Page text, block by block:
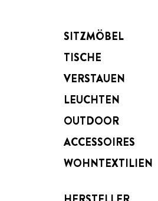
SITZMÖBEL
TISCHE
VERSTAUEN
LEUCHTEN
OUTDOOR
ACCESSOIRES
WOHNTEXTILIEN